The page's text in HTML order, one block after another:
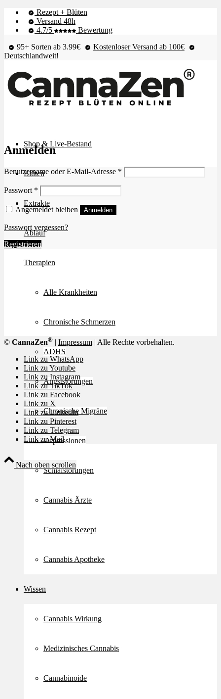
Rezept + Blüten
Versand 48h
4.7/5
Bewertung
95+ Sorten ab 3.99€
Kostenloser Versand ab 100€
Deutschlandweit!
Shop & Live-Bestand
Blüten
Extrakte
Ablauf
Therapien
Alle Krankheiten
Chronische Schmerzen
ADHS
Angststörungen
Chronische Migräne
Depressionen
Schlafstörungen
Cannabis Ärzte
Cannabis Rezept
Cannabis Apotheke
Wissen
Cannabis Wirkung
Medizinisches Cannabis
Cannabinoide
Anmelden
Benutzername oder E-Mail-Adresse * Erforderlich
Passwort * Erforderlich
Angemeldet bleiben Anmelden
Passwort vergessen?
Registrieren
© CannaZen® | Impressum | Alle Rechte vorbehalten.
Link zu WhatsApp
Link zu Youtube
Link zu Instagram
Link zu TikTok
Link zu Facebook
Link zu X
Link zu LinkedIn
Link zu Pinterest
Link zu Telegram
Link zu Mail
Nach oben scrollen